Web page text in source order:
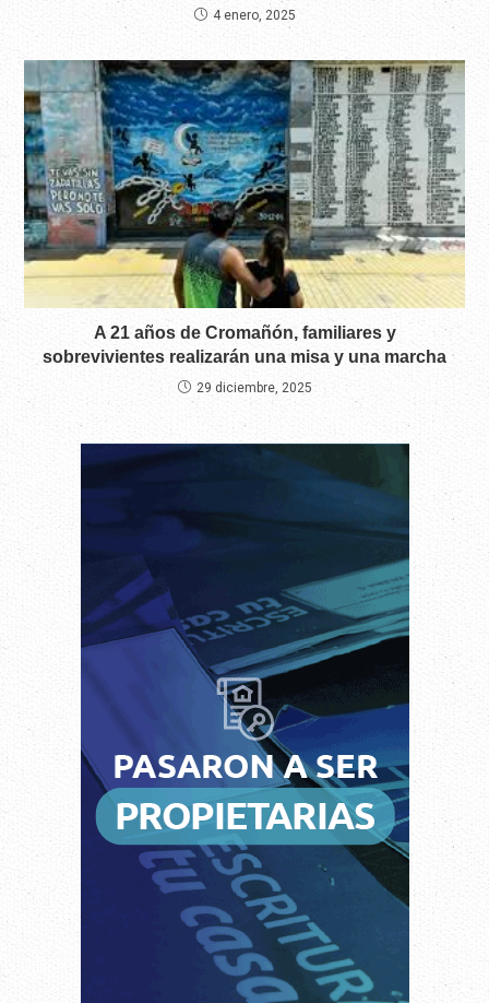
4 enero, 2025
A 21 años de Cromañón, familiares y
sobrevivientes realizarán una misa y una marcha
29 diciembre, 2025